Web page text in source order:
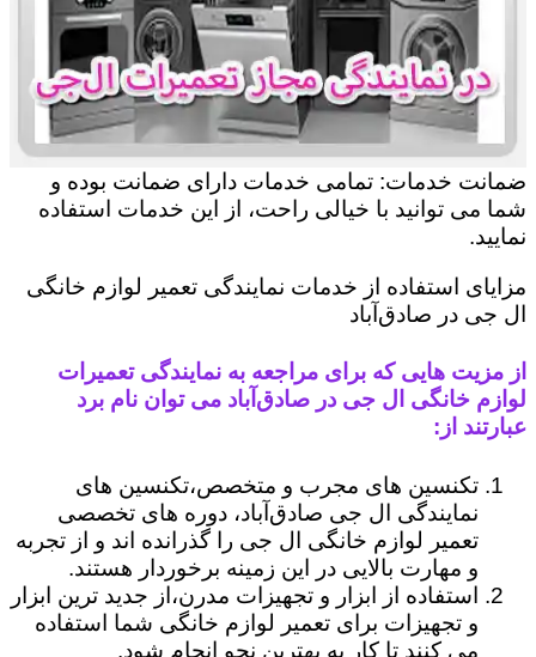
ضمانت خدمات: تمامی خدمات دارای ضمانت بوده و
شما می توانید با خیالی راحت، از این خدمات استفاده
نمایید.
مزایای استفاده از خدمات نمایندگی تعمیر لوازم خانگی
ال جی در صادق‌آباد
از مزیت هایی که برای مراجعه به نمایندگی تعمیرات
لوازم خانگی ال جی در صادق‌آباد می توان نام برد
عبارتند از:
تکنسین های مجرب و متخصص،تکنسین های
نمایندگی ال جی صادق‌آباد، دوره های تخصصی
تعمیر لوازم خانگی ال جی را گذرانده اند و از تجربه
و مهارت بالایی در این زمینه برخوردار هستند.
استفاده از ابزار و تجهیزات مدرن،از جدید ترین ابزار
و تجهیزات برای تعمیر لوازم خانگی شما استفاده
می کنند تا کار به بهترین نحو انجام شود.